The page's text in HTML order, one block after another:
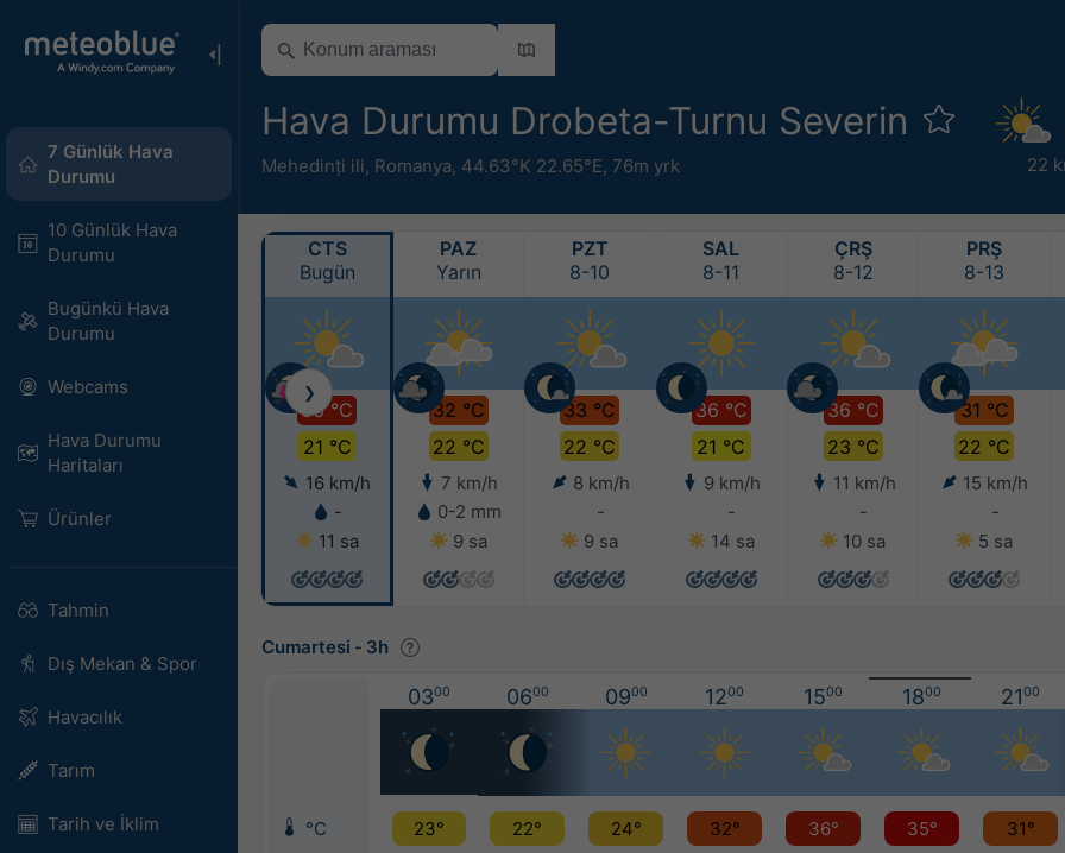
7 Günlük Hava
Durumu
10 Günlük Hava
Durumu
Bugünkü Hava
Durumu
Webcams
Hava Durumu
Haritaları​
Ürünler
Tahmin
Dış Mekan & Spor
Havacılık
Tarım
Tarih ve İklim
Hava Durumu Drobeta-Turnu Severin
Mehedinți ili, Romanya, 44.63°K 22.65°E, 76m yrk 22
CTS
Bugün
36 °C
21 °C
16 km/h
-
11 sa
PAZ
Yarın
32 °C
22 °C
7 km/h
0-2 mm
9 sa
PZT
8-10
33 °C
22 °C
8 km/h
-
9 sa
SAL
8-11
36 °C
21 °C
9 km/h
-
14 sa
ÇRŞ
8-12
36 °C
23 °C
11 km/h
-
10 sa
PRŞ
8-13
31 °C
22 °C
15 km/h
-
5 sa
❯
Cumartesi - 3h
0300 0600 0900 1200 1500 1800 2100
°C 23° 22° 24° 32° 36° 35° 31°